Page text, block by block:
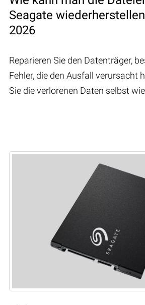
Seagate
2026
Reparieren Sie den Datenträger,
Fehler, die den Ausfall verursacht
Sie die verlorenen Daten selbst